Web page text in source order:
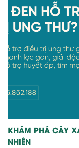
KHÁM PHÁ CÂY
NHIÊN